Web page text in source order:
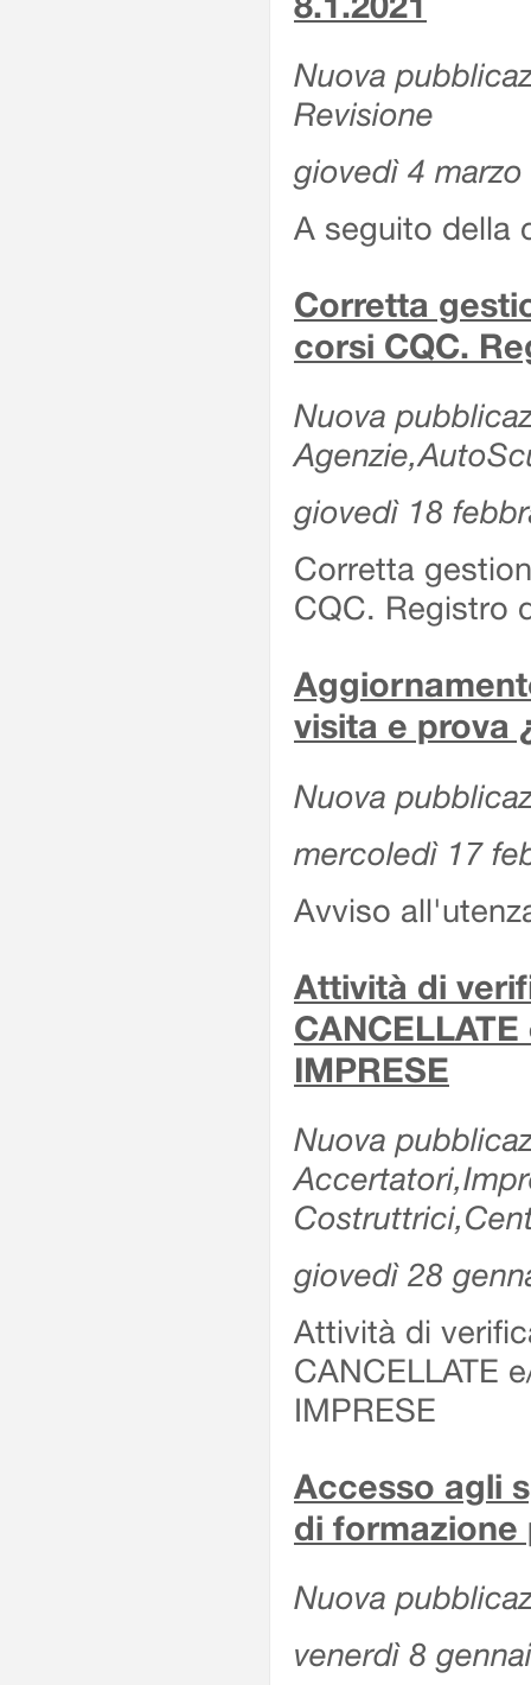
Nuova
Revisione
giovedì 4 marzo
A seguito della
Corretta
corsi CQC.
Nuova
giovedì 18
Corretta
CQC. Registro
visita e prova
Nuova
mercoledì 17
Avviso
Attività di
IMPRESE
Nuova
giovedì 28
Attività di
CANCELLATE
IMPRESE
Accesso agli
di formazione
Nuova
venerdì 8